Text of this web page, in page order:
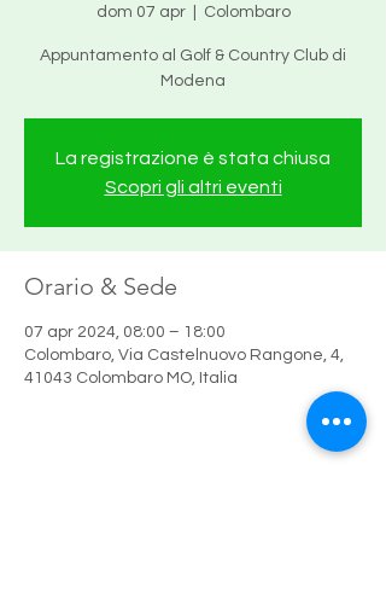
dom 07 apr
  |
Colombaro
Appuntamento al Golf & Country Club di
Modena
La registrazione è stata chiusa
Scopri gli altri eventi
Orario & Sede
07 apr 2024, 08:00 – 18:00
Colombaro, Via Castelnuovo Rangone, 4,
41043 Colombaro MO, Italia